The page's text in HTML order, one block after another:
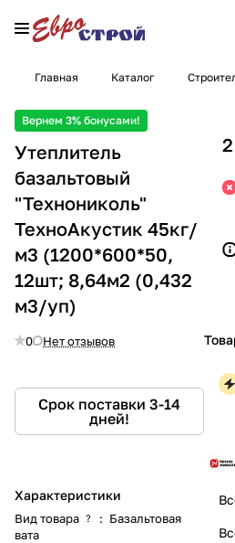
Главная Каталог
Вернем 3% бонусами!
Утеплитель
базальтовый
"Технониколь"
ТехноАкустик 45кг/
м3 (1200*600*50,
12шт; 8,64м2 (0,432
м3/уп)
0 Нет отзывов
Срок поставки 3-14
дней!
Характеристики
Вид товара ? : Базальтовая
вата